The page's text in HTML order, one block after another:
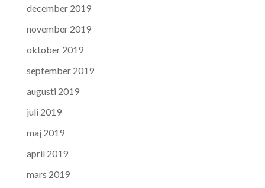
december 2019
november 2019
oktober 2019
september 2019
augusti 2019
juli 2019
maj 2019
april 2019
mars 2019